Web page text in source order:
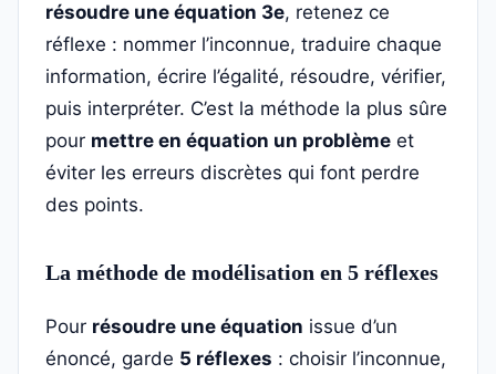
résoudre une équation 3e, retenez ce
réflexe : nommer l’inconnue, traduire chaque
information, écrire l’égalité, résoudre, vérifier,
puis interpréter. C’est la méthode la plus sûre
pour mettre en équation un problème et
éviter les erreurs discrètes qui font perdre
des points.
La méthode de modélisation en 5 réflexes
Pour résoudre une équation issue d’un
énoncé, garde 5 réflexes : choisir l’inconnue,